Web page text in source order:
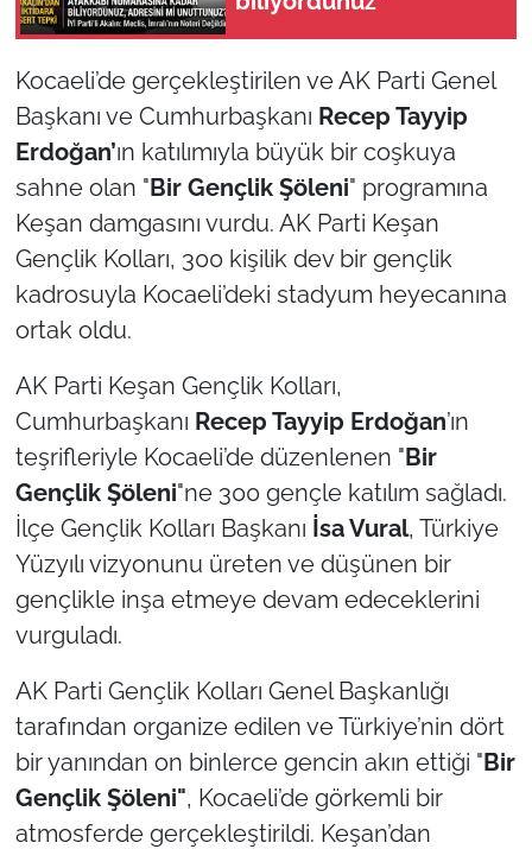
Kocaeli’de gerçekleştirilen ve AK Parti Genel
Başkanı ve Cumhurbaşkanı Recep Tayyip
Erdoğan’ın katılımıyla büyük bir coşkuya
sahne olan "Bir Gençlik Şöleni" programına
Keşan damgasını vurdu. AK Parti Keşan
Gençlik Kolları, 300 kişilik dev bir gençlik
kadrosuyla Kocaeli’deki stadyum heyecanına
ortak oldu.
AK Parti Keşan Gençlik Kolları,
Cumhurbaşkanı Recep Tayyip Erdoğan’ın
teşrifleriyle Kocaeli’de düzenlenen "Bir
Gençlik Şöleni"ne 300 gençle katılım sağladı.
İlçe Gençlik Kolları Başkanı İsa Vural, Türkiye
Yüzyılı vizyonunu üreten ve düşünen bir
gençlikle inşa etmeye devam edeceklerini
vurguladı.
AK Parti Gençlik Kolları Genel Başkanlığı
tarafından organize edilen ve Türkiye’nin dört
bir yanından on binlerce gencin akın ettiği "Bir
Gençlik Şöleni", Kocaeli’de görkemli bir
atmosferde gerçekleştirildi. Keşan’dan
KIRKLARELİ
ÇANAKKALE
TÜRKİYE
Bölge
Güvenlik
Genel
Flaş Haber
Dış Haberler
Magazin
İş Dünyası
English News
Canlı Maç